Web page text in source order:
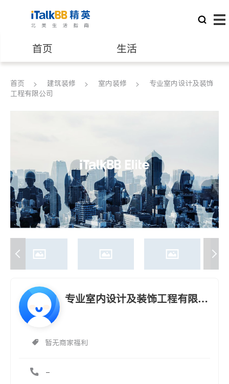
首页 生活
医生 律师
建筑装修
首页 建筑装修 室内装修
专业室内设计及装饰
工程有限公司
专业室内设计及装饰工程有限公
暂无商家福利
-